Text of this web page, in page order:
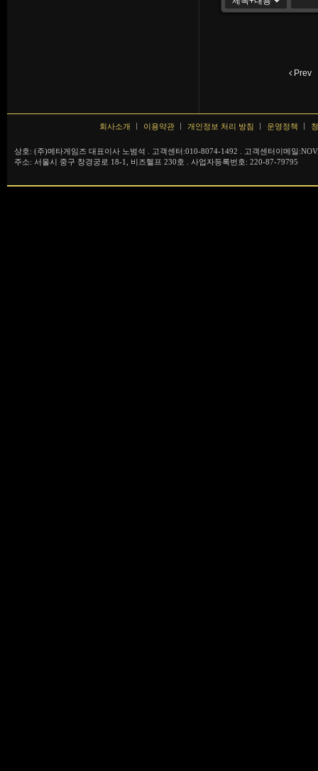
Prev
회사소개 이용약관 개인정보 처리 방침 운영정책
상호: (주)메타게임즈 대표이사 노범석 . 고객센터:010-8074-1492 . 고객센터이메일
주소: 서울시 중구 창경궁로 18-1, 비즈헬프 230호 . 사업자등록번호: 220-87-79795